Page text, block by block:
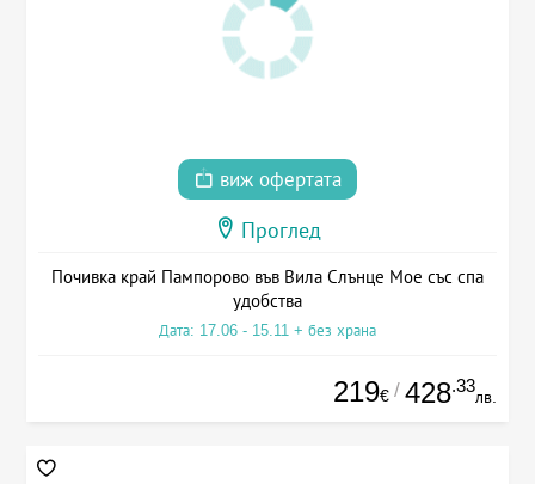
виж офертата
Проглед
Почивка край Пампорово във Вила Слънце Мое със спа
удобства
Дата: 17.06 - 15.11 + без храна
219€ / 428.33
лв.